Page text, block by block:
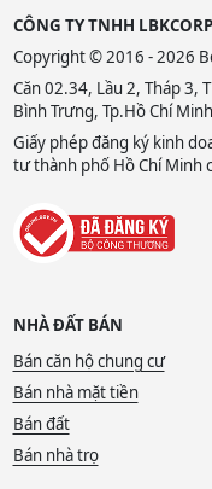
CÔNG TY TNHH LBKCORP
Copyright © 2016 - 2026
Căn 02.34, Lầu 2, Tháp 3,
Bình Trưng, Tp.Hồ Chí
Giấy phép đăng ký kinh
tư thành phố Hồ Chí Minh
NHÀ ĐẤT BÁN
Bán căn hộ chung cư
Bán nhà mặt tiền
Bán đất
Bán nhà trọ